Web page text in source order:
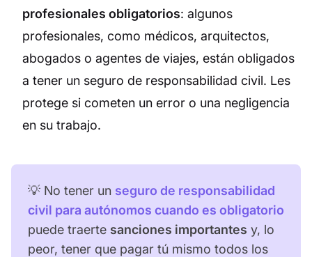
profesionales obligatorios: algunos
profesionales, como médicos, arquitectos,
abogados o agentes de viajes, están obligados
a tener un seguro de responsabilidad civil. Les
protege si cometen un error o una negligencia
en su trabajo.
💡 No tener un seguro de responsabilidad
civil para autónomos cuando es obligatorio
puede traerte sanciones importantes y, lo
peor, tener que pagar tú mismo todos los